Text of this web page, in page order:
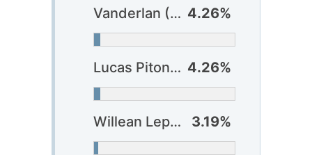
Vanderlan (Palmeiras) 4.26%
Lucas Piton (Vasco) 4.26%
Willean Lepo (Vitória) 3.19%